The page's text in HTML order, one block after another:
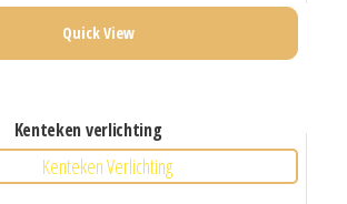
Quick View
kenteken verlichting